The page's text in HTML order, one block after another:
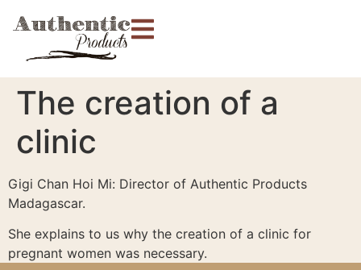
The creation of a
clinic
Gigi Chan Hoi Mi: Director of Authentic Products
Madagascar.
She explains to us why the creation of a clinic for
pregnant women was necessary.